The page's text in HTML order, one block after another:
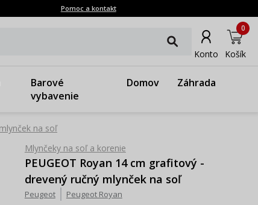
Pomoc a kontakt
Konto Košík
0
Barové
vybavenie
Domov Záhrada
na soľ
Mlynčeky na soľ a korenie
PEUGEOT Royan 14 cm grafitový -
drevený ručný mlynček na soľ
Peugeot Peugeot Royan